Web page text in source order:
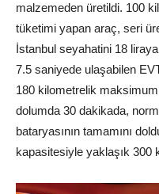
malzemeden üretildi. 100
tüketimi yapan araç, seri
İstanbul seyahatini 18
7.5 saniyede ulaşabilen
180 kilometrelik maksimum
dolumda 30 dakikada,
bataryasının tamamını
kapasitesiyle yaklaşık 300